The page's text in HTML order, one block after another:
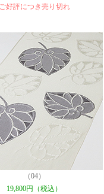
ご好評につき売り切れ
（04）
19,800円（税込）